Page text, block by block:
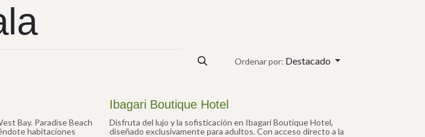
Ordenar por: Destacado
Bay. Paradise Beach
habitaciones
Ibagari Boutique Hotel
Disfruta del lujo y la sofisticación en Ibagari Boutique Hotel,
diseñado exclusivamente para adultos. Con acceso directo a la